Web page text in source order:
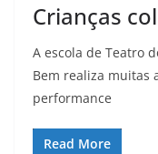
Crianças
A escola de Teatro
Bem realiza muitas
performance
Read More